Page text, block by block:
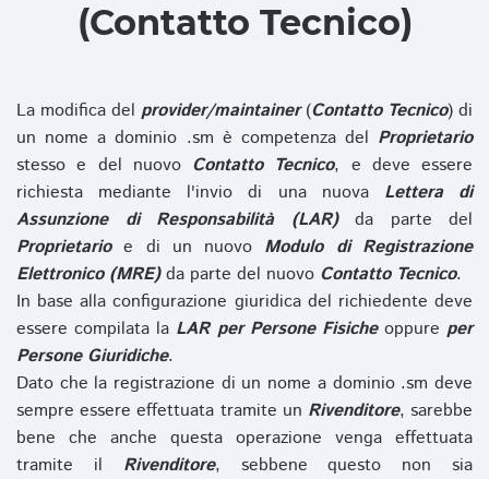
(Contatto Tecnico)
La modifica del provider/maintainer(Contatto Tecnico) di
un nome a dominio .sm è competenza del Proprietario
stesso e del nuovo Contatto Tecnico, e deve essere
richiesta mediante l'invio di una nuova Lettera di
Assunzione di Responsabilità (LAR)da parte del
Proprietarioe di un nuovo Modulo di Registrazione
Elettronico (MRE)da parte del nuovo Contatto Tecnico.
In base alla configurazione giuridica del richiedente deve
essere compilata la LAR per Persone Fisicheoppure per
Persone Giuridiche.
Dato che la registrazione di un nome a dominio .sm deve
sempre essere effettuata tramite un Rivenditore, sarebbe
bene che anche questa operazione venga effettuata
tramite il Rivenditore, sebbene questo non sia